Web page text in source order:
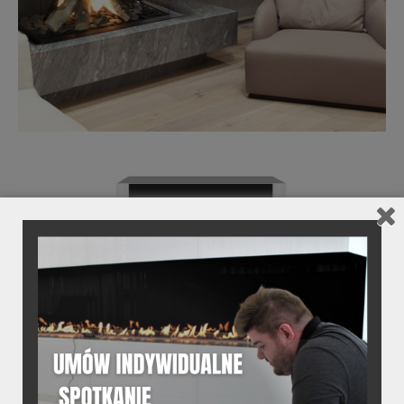
PANORMAICZNY WIDOK NA OGIEŃ
Trójstronnie otwarte kominki
gazowe